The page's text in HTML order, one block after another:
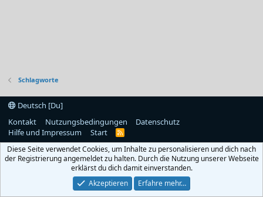
Schlagworte
Deutsch [Du]
Kontakt
Nutzungsbedingungen
Datenschutz
Hilfe und Impressum
Start
R
S
Diese Seite verwendet Cookies, um Inhalte zu personalisieren und dich nach
der Registrierung angemeldet zu halten. Durch die Nutzung unserer Webseite
erklärst du dich damit einverstanden.
Akzeptieren
Erfahre mehr…